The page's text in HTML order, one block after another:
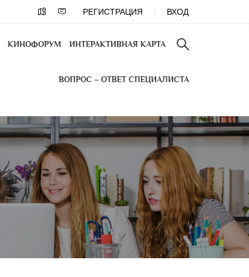
РЕГИСТРАЦИЯ ВХОД
КИНОФОРУМ ИНТЕРАКТИВНАЯ КАРТА
ВОПРОС – ОТВЕТ СПЕЦИАЛИСТА